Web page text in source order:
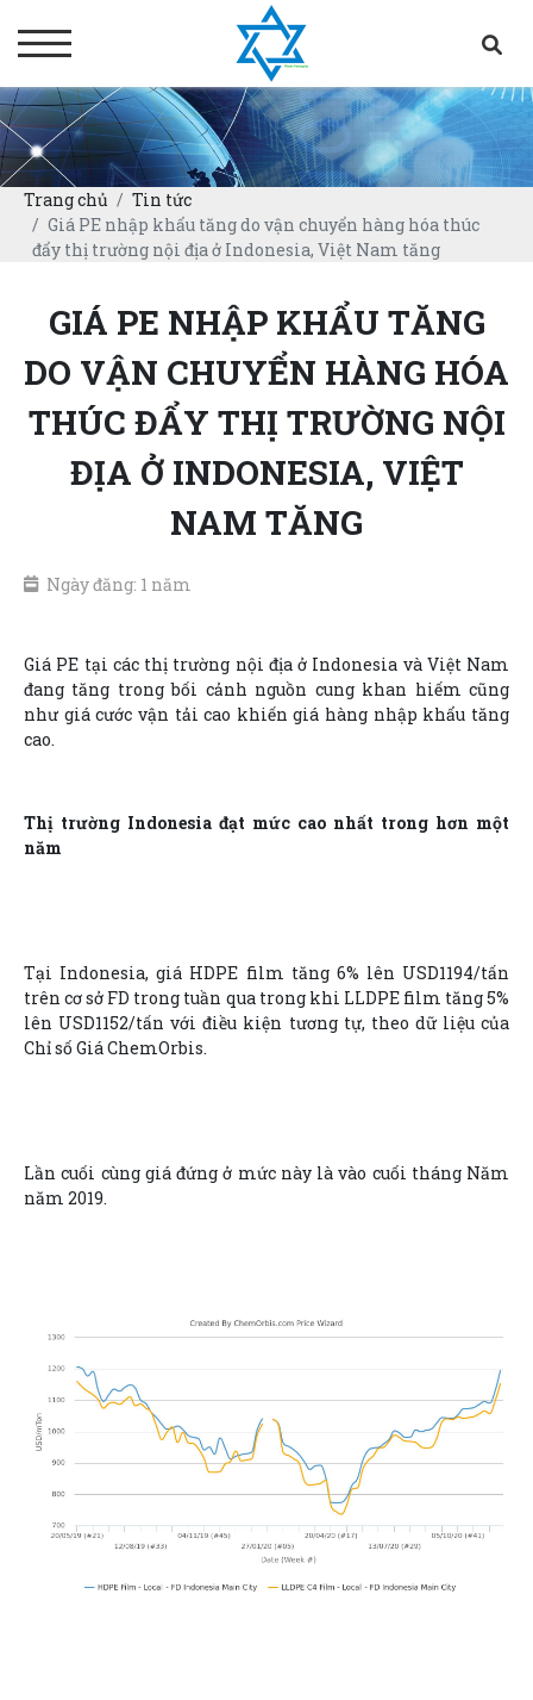
Trang chủ
Tin tức
Giá PE nhập khẩu tăng do vận chuyển hàng hóa thúc
đẩy thị trường nội địa ở Indonesia, Việt Nam tăng
GIÁ PE NHẬP KHẨU TĂNG
DO VẬN CHUYỂN HÀNG HÓA
THÚC ĐẨY THỊ TRƯỜNG NỘI
ĐỊA Ở INDONESIA, VIỆT
NAM TĂNG
Ngày đăng: 1 năm
Giá PE tại các thị trường nội địa ở Indonesia và Việt Nam
đang tăng trong bối cảnh nguồn cung khan hiếm cũng
như giá cước vận tải cao khiến giá hàng nhập khẩu tăng
cao.
Thị trường Indonesia đạt mức cao nhất trong hơn một
năm
Tại Indonesia, giá HDPE film tăng 6% lên USD1194/tấn
trên cơ sở FD trong tuần qua trong khi LLDPE film tăng 5%
lên USD1152/tấn với điều kiện tương tự, theo dữ liệu của
Chỉ số Giá ChemOrbis.
Lần cuối cùng giá đứng ở mức này là vào cuối tháng Năm
năm 2019.